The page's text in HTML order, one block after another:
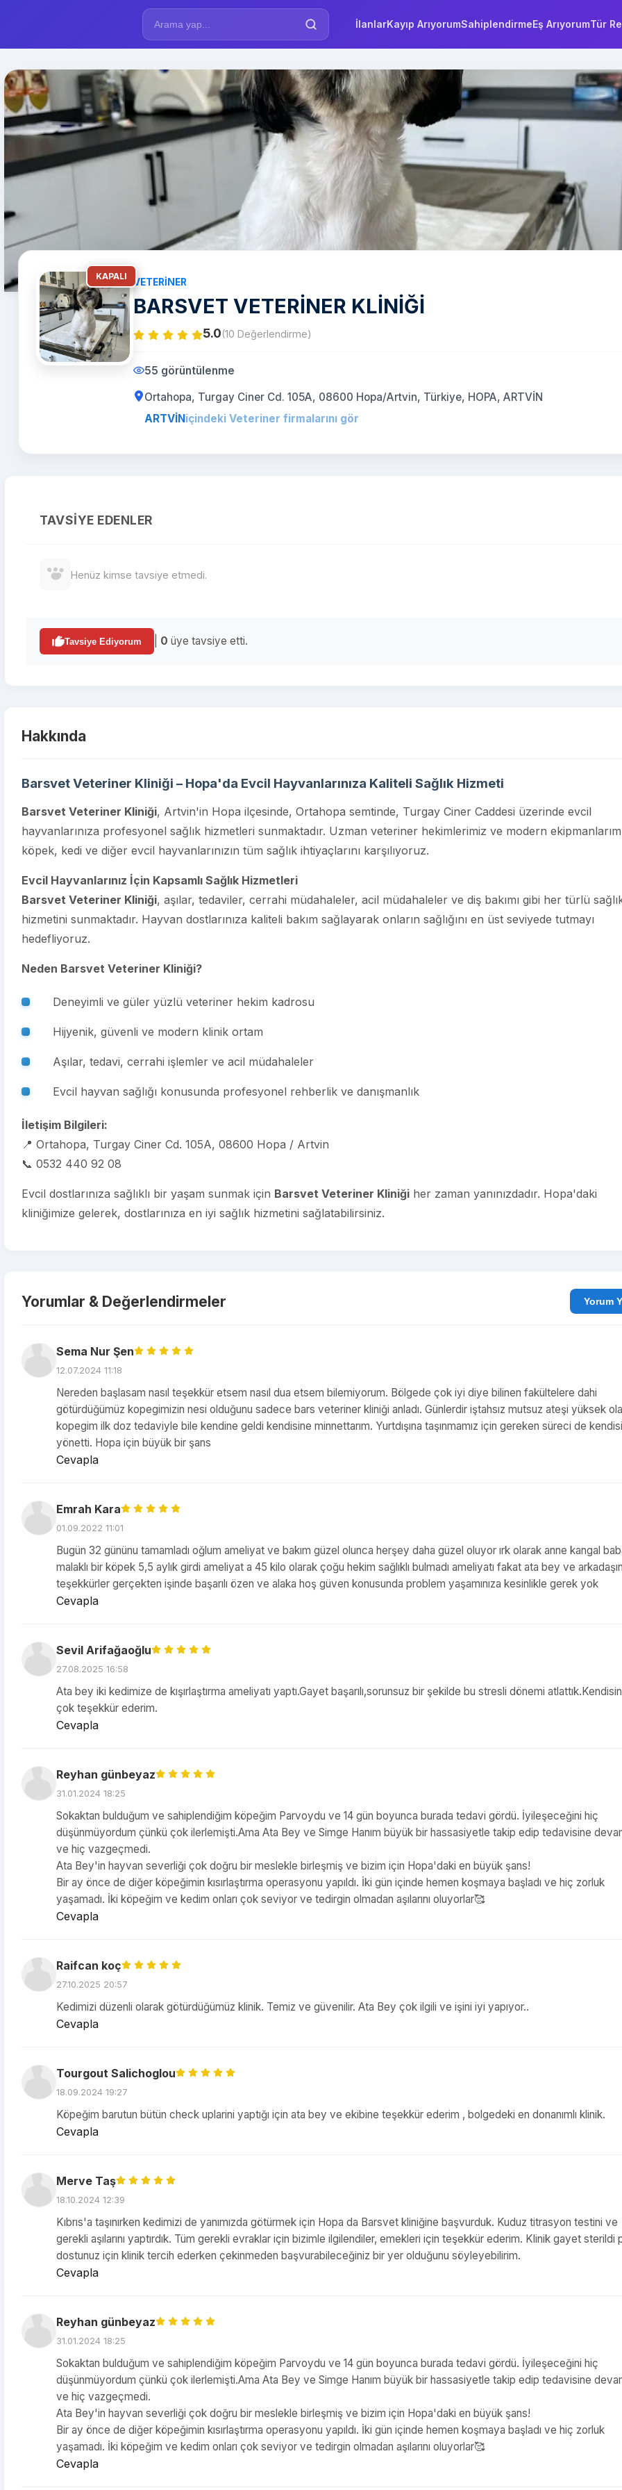
İlanlarKayıp ArıyorumSahiplendirmeEş ArıyorumTür
KAPALI
VETERINER
BARSVET VETERİNER KLİNİĞİ
5.0(10 Değerlendirme)
55 görüntülenme
Ortahopa, Turgay Ciner Cd. 105A, 08600 Hopa/Artvin, Türkiye, HOPA, ARTVİN
ARTVİNiçindeki Veteriner firmalarını gör
TAVSIYE EDENLER
Henüz kimse tavsiye etmedi.
Tavsiye Ediyorum 0 üye tavsiye etti.
Hakkında
Barsvet Veteriner Kliniği – Hopa'da Evcil Hayvanlarınıza Kaliteli Sağlık Hizmeti
Barsvet Veteriner Kliniği, Artvin'in Hopa ilçesinde, Ortahopa semtinde, Turgay Ciner Caddesi üzerinde evcil
hayvanlarınıza profesyonel sağlık hizmetleri sunmaktadır. Uzman veteriner hekimlerimiz ve modern
köpek, kedi ve diğer evcil hayvanlarınızın tüm sağlık ihtiyaçlarını karşılıyoruz.
Evcil Hayvanlarınız İçin Kapsamlı Sağlık Hizmetleri
Barsvet Veteriner Kliniği, aşılar, tedaviler, cerrahi müdahaleler, acil müdahaleler ve diş bakımı gibi her türlü
hizmetini sunmaktadır. Hayvan dostlarınıza kaliteli bakım sağlayarak onların sağlığını en üst seviyede tutmayı
hedefliyoruz.
Neden Barsvet Veteriner Kliniği?
Deneyimli ve güler yüzlü veteriner hekim kadrosu
Hijyenik, güvenli ve modern klinik ortam
Aşılar, tedavi, cerrahi işlemler ve acil müdahaleler
Evcil hayvan sağlığı konusunda profesyonel rehberlik ve danışmanlık
İletişim Bilgileri:
📍 Ortahopa, Turgay Ciner Cd. 105A, 08600 Hopa / Artvin
📞 0532 440 92 08
Evcil dostlarınıza sağlıklı bir yaşam sunmak için Barsvet Veteriner Kliniği her zaman yanınızdadır. Hopa'daki
kliniğimize gelerek, dostlarınıza en iyi sağlık hizmetini sağlatabilirsiniz.
Yorumlar & Değerlendirmeler
Sema Nur Şen
12.07.2024 11:18
Nereden başlasam nasıl teşekkür etsem nasıl dua etsem bilemiyorum. Bölgede çok iyi diye bilinen fakültelere dahi
götürdüğümüz kopegimizin nesi olduğunu sadece bars veteriner kliniği anladı. Günlerdir iştahsız mutsuz ateşi yüksek
kopegim ilk doz tedaviyle bile kendine geldi kendisine minnettarım. Yurtdışına taşınmamız için gereken süreci de kendisi
yönetti. Hopa için büyük bir şans
Cevapla
Emrah Kara
01.09.2022 11:01
Bugün 32 gününu tamamladı oğlum ameliyat ve bakım güzel olunca herşey daha güzel oluyor ırk olarak anne kangal
malaklı bir köpek 5,5 aylık girdi ameliyat a 45 kilo olarak çoğu hekim sağlıklı bulmadı ameliyatı fakat ata bey ve
teşekkürler gerçekten işinde başarılı özen ve alaka hoş güven konusunda problem yaşamınıza kesinlikle gerek yok
Cevapla
Sevil Arifağaoğlu
27.08.2025 16:58
Ata bey iki kedimize de kışırlaştırma ameliyatı yaptı.Gayet başarılı,sorunsuz bir şekilde bu stresli dönemi
çok teşekkür ederim.
Cevapla
Reyhan günbeyaz
31.01.2024 18:25
Sokaktan bulduğum ve sahiplendiğim köpeğim Parvoydu ve 14 gün boyunca burada tedavi gördü. İyileşeceğini hiç
düşünmüyordum çünkü çok ilerlemişti.Ama Ata Bey ve Simge Hanım büyük bir hassasiyetle takip edip tedavisine
ve hiç vazgeçmedi.
Ata Bey'in hayvan severliği çok doğru bir meslekle birleşmiş ve bizim için Hopa'daki en büyük şans!
Bir ay önce de diğer köpeğimin kısırlaştırma operasyonu yapıldı. İki gün içinde hemen koşmaya başladı ve hiç zorluk
yaşamadı. İki köpeğim ve kedim onları çok seviyor ve tedirgin olmadan aşılarını oluyorlar🥰
Cevapla
Raifcan koç
27.10.2025 20:57
Kedimizi düzenli olarak götürdüğümüz klinik. Temiz ve güvenilir. Ata Bey çok ilgili ve işini iyi yapıyor..
Cevapla
Tourgout Salichoglou
18.09.2024 19:27
Köpeğim barutun bütün check uplarini yaptığı için ata bey ve ekibine teşekkür ederim , bolgedeki en donanımlı klinik.
Cevapla
Merve Taş
18.10.2024 12:39
Kıbrıs'a taşınırken kedimizi de yanımızda götürmek için Hopa da Barsvet kliniğine başvurduk. Kuduz titrasyon testini ve
gerekli aşılarını yaptırdık. Tüm gerekli evraklar için bizimle ilgilendiler, emekleri için teşekkür ederim. Klinik gayet sterildi
dostunuz için klinik tercih ederken çekinmeden başvurabileceğiniz bir yer olduğunu söyleyebilirim.
Cevapla
Reyhan günbeyaz
31.01.2024 18:25
Sokaktan bulduğum ve sahiplendiğim köpeğim Parvoydu ve 14 gün boyunca burada tedavi gördü. İyileşeceğini hiç
düşünmüyordum çünkü çok ilerlemişti.Ama Ata Bey ve Simge Hanım büyük bir hassasiyetle takip edip tedavisine
ve hiç vazgeçmedi.
Ata Bey'in hayvan severliği çok doğru bir meslekle birleşmiş ve bizim için Hopa'daki en büyük şans!
Bir ay önce de diğer köpeğimin kısırlaştırma operasyonu yapıldı. İki gün içinde hemen koşmaya başladı ve hiç zorluk
yaşamadı. İki köpeğim ve kedim onları çok seviyor ve tedirgin olmadan aşılarını oluyorlar🥰
Cevapla